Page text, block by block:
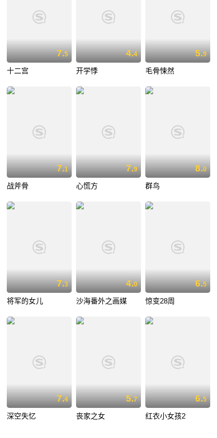
7.5
十二宫
4.4
开学悸
5.9
毛骨悚然
7.1
战斧骨
7.9
心慌方
8.0
群鸟
7.3
将军的女儿
4.0
沙海番外之画媒
6.5
惊变28周
7.4
深空失忆
5.7
丧家之女
6.5
红衣小女孩2